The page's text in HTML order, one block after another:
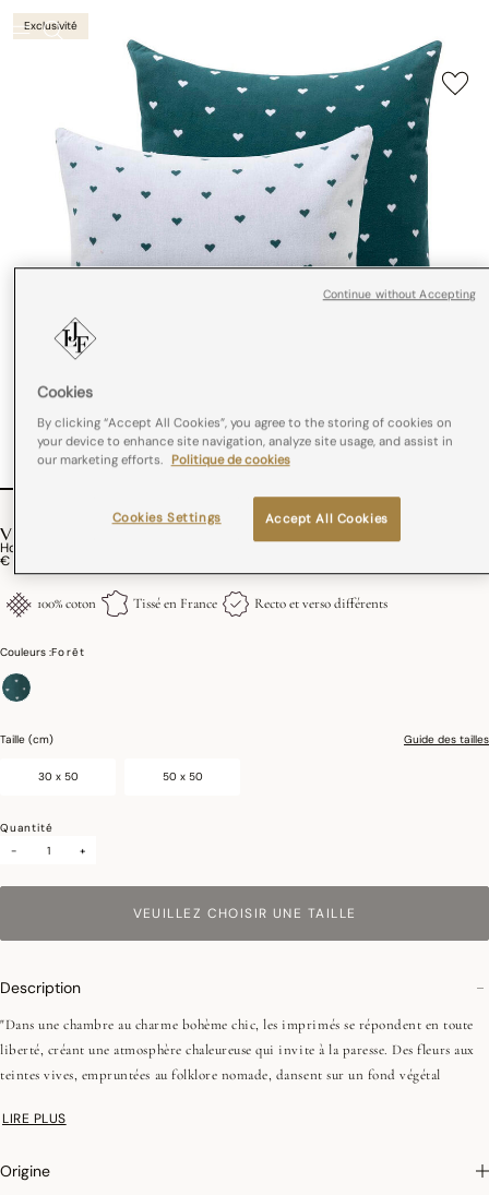
Exclusivité
VAGABONDE
Housse De Coussin Vagabonde Coton
€ 25,00
100% coton Tissé en France Recto et verso différents
Couleurs :Forêt
Taille (cm) Guide des tailles
30 x 50 50 x 50
Quantité
-
+
VEUILLEZ CHOISIR UNE TAILLE
Description
"Dans une chambre au charme bohème chic, les imprimés se répondent en toute
liberté, créant une atmosphère chaleureuse qui invite à la paresse. Des fleurs aux
teintes vives, empruntées au folklore nomade, dansent sur un fond végétal
l'ensemble et affirmer l'esprit de voyage. Une parure solaire et libre, véritable
LIRE PLUS
Origine
Cookies
By clicking “Accept All Cookies”, you agree to the storing of cookies on
your device to enhance site navigation, analyze site usage, and assist in
our marketing efforts. Politique de cookies
Accept All Cookies
Cookies Settings
Continue without Accepting